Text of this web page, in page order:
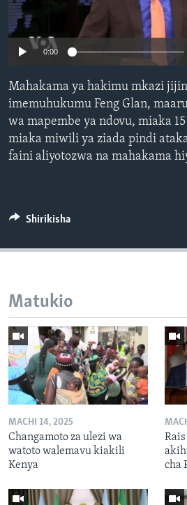
0:00
Mahakama ya hakimu mkazi
imemuhukumu Feng Glan,
wa mapembe ya ndovu, miaka
miaka miwili ya ziada pindi
faini aliyotozwa na mahakama
Shirikisha
Matukio
MACHI 14, 2025
Changamoto za ulezi wa
watoto walemavu kiakili
Kenya
cha